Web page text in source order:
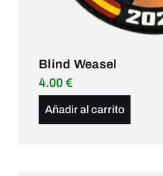
Blind Weasel
4.00 €
Añadir al carrito